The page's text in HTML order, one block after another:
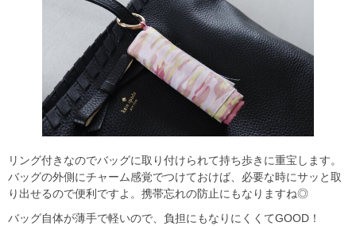
リング付きなのでバッグに取り付けられて持ち歩きに重宝します。
バッグの外側にチャーム感覚でつけておけば、必要な時にサッと取
り出せるので便利ですよ。携帯忘れの防止にもなりますね◎
バッグ自体が薄手で軽いので、負担にもなりにくくてGOOD！